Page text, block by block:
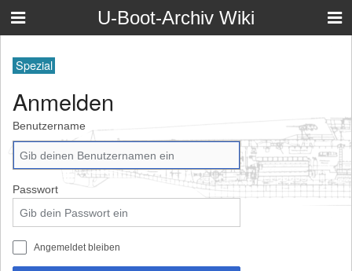
U-Boot-Archiv Wiki
Spezial
Anmelden
Benutzername
Passwort
Angemeldet bleiben